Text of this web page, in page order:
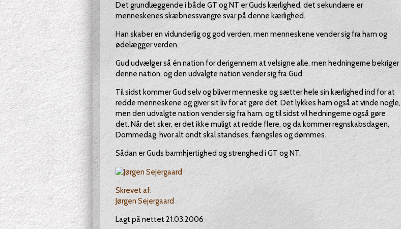
Det grundlæggende i både GT og NT er Guds kærlighed, det sekundære er
menneskenes skæbnessvangre svar på denne kærlighed.
Han skaber en vidunderlig og god verden, men menneskene vender sig fra ham og
ødelægger verden.
Gud udvælger så én nation for derigennem at velsigne alle, men hedningerne bekriger
denne nation, og den udvalgte nation vender sig fra Gud.
Til sidst kommer Gud selv og bliver menneske og sætter hele sin kærlighed ind for at
redde menneskene og giver sit liv for at gøre det. Det lykkes ham også at vinde nogle,
men den udvalgte nation vender sig fra ham, og til sidst vil hedningerne også gøre
det. Når det sker, er det ikke muligt at redde flere, og da kommer regnskabsdagen,
Dommedag, hvor alt ondt skal standses, fængsles og dømmes.
Sådan er Guds barmhjertighed og strenghed i GT og NT.
Skrevet af:
Jørgen Sejergaard
Lagt på nettet 21.03.2006